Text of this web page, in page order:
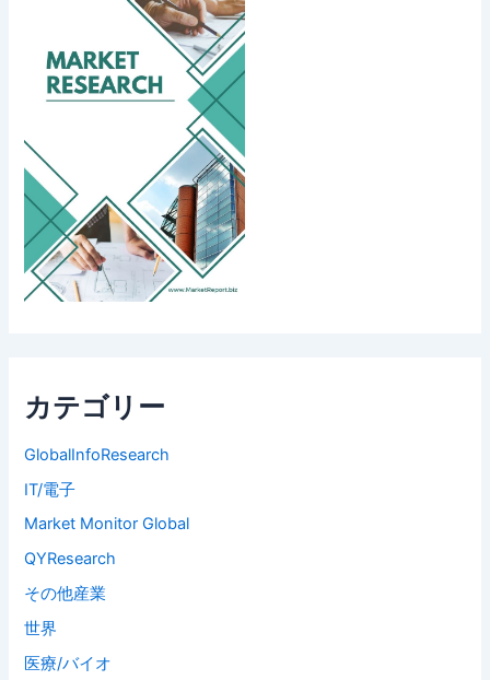
カテゴリー
GlobalInfoResearch
IT/電子
Market Monitor Global
QYResearch
その他産業
世界
医療/バイオ